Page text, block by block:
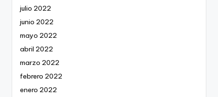
julio 2022
junio 2022
mayo 2022
abril 2022
marzo 2022
febrero 2022
enero 2022